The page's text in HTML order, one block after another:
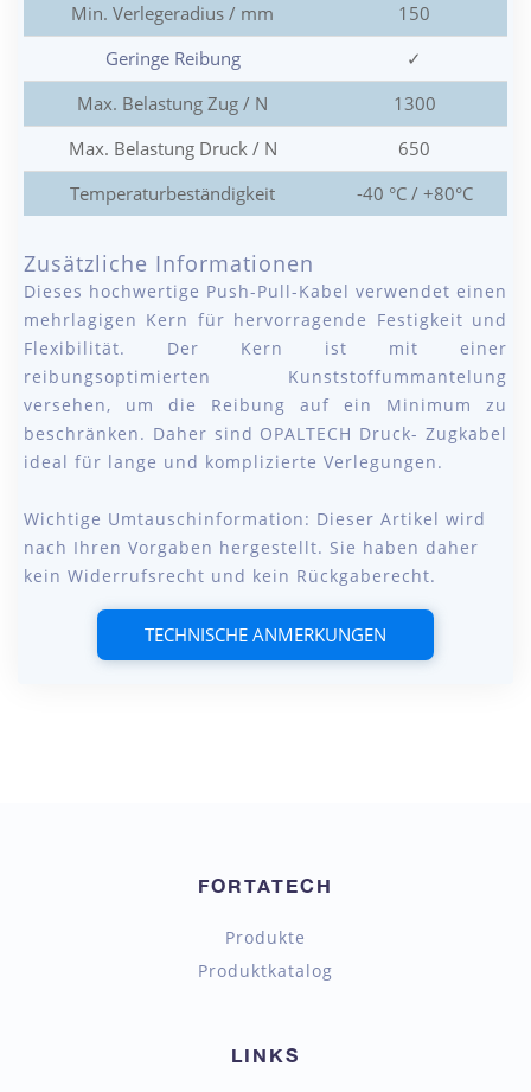
Min. Verlegeradius / mm
150
Geringe Reibung
✓
Max. Belastung Zug / N
1300
Max. Belastung Druck / N
650
Temperaturbeständigkeit
-40 °C / +80°C
Zusätzliche Informationen
Dieses hochwertige Push-Pull-Kabel verwendet einen
mehrlagigen Kern für hervorragende Festigkeit und
Flexibilität. Der Kern ist mit einer
reibungsoptimierten Kunststoffummantelung
versehen, um die Reibung auf ein Minimum zu
beschränken. Daher sind OPALTECH Druck- Zugkabel
ideal für lange und komplizierte Verlegungen.
Wichtige Umtauschinformation: Dieser Artikel wird
nach Ihren Vorgaben hergestellt. Sie haben daher
kein Widerrufsrecht und kein Rückgaberecht.
TECHNISCHE ANMERKUNGEN
FORTATECH
Produkte
Produktkatalog
LINKS